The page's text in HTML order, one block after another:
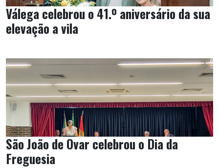
Válega celebrou o 41.º aniversário da sua
elevação a vila
São João de Ovar celebrou o Dia da
Freguesia